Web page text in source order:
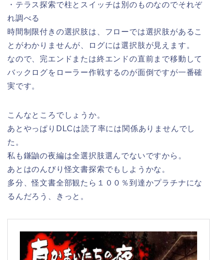
・テラス探索で柱とスイッチは別のものなのでそれぞ
れ調べる
時間制限付きの選択肢は、フローでは選択肢があるこ
とがわかりませんが、ログには選択肢が見えます。
なので、完エンドまたは終エンドの直前まで移動して
バックログをローラー作戦するのが面倒ですが一番確
実です。
こんなところでしょうか。
あとやっぱりDLCは読了率には関係ありませんでし
た。
私も鎌鼬の夜編は全選択肢選んでないですから。
あとはのんびり怪文書探索でもしようかな。
多分、怪文書全部観たら１００％到達かプラチナにな
るんだろう、きっと。